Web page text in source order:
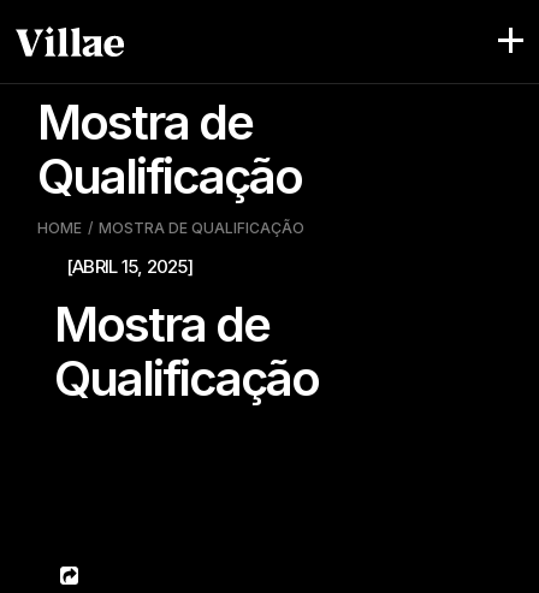
to
the
Mostra de
Qualificação
HOME MOSTRA DE QUALIFICAÇÃO
[ABRIL 15, 2025]
Mostra de
Qualificação